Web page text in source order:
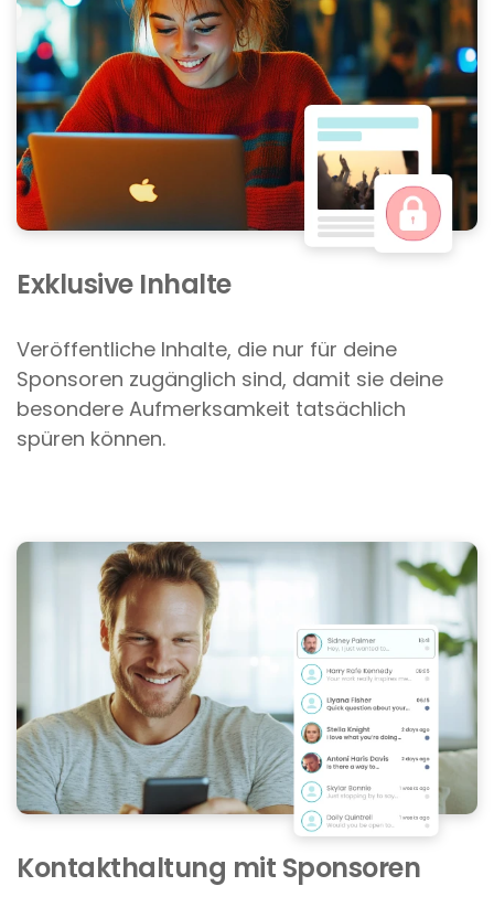
Exklusive Inhalte
Veröffentliche Inhalte, die nur für deine
Sponsoren zugänglich sind, damit sie deine
besondere Aufmerksamkeit tatsächlich
spüren können.
Kontakthaltung mit Sponsoren